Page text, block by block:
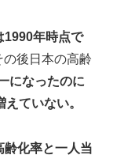
1990年時点で
後日本の高齢
になったのに
ていない。
齢化率と一人当